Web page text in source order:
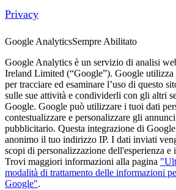
Privacy
Google AnalyticsSempre Abilitato
Google Analytics è un servizio di analisi
Ireland Limited (“Google”). Google
per tracciare ed esaminare l’uso di questo
sulle sue attività e condividerli con gli altri
Google. Google può utilizzare i tuoi dati
contestualizzare e personalizzare gli
pubblicitario. Questa integrazione di
anonimo il tuo indirizzo IP. I dati inviati
scopi di personalizzazione dell'esperienza e
Trovi maggiori informazioni alla pagina
modalità di trattamento delle informazioni
Google".